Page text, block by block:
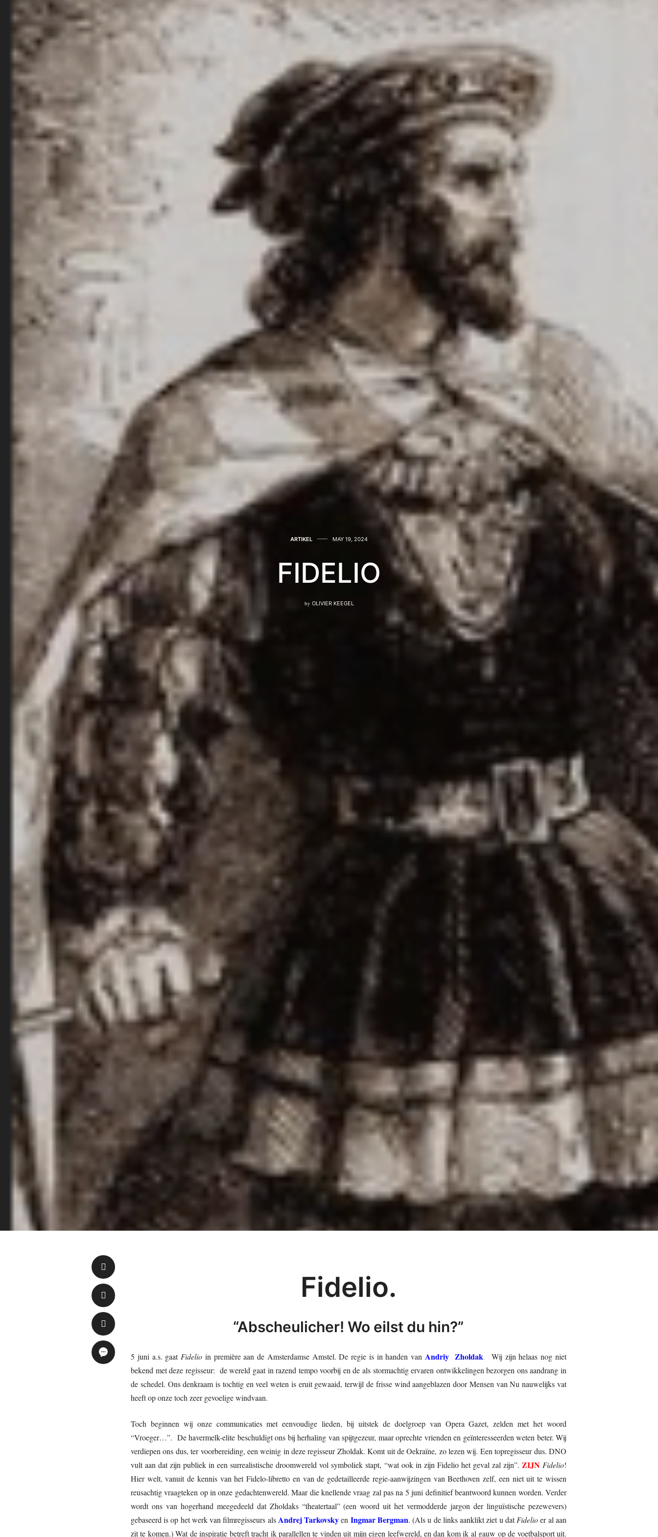
ARTIKEL MAY 19, 2024
FIDELIO
by OLIVIER KEEGEL
Fidelio.
“Abscheulicher! Wo eilst du hin?”
5 juni a.s. gaat Fidelio in première aan de Amsterdamse Amstel. De regie is in handen van Andriy Zholdak. Wij zijn helaas nog niet
bekend met deze regisseur: de wereld gaat in razend tempo voorbij en de als stormachtig ervaren ontwikkelingen bezorgen ons aandrang in
de schedel. Ons denkraam is tochtig en veel weten is eruit gewaaid, terwijl de frisse wind aangeblazen door Mensen van Nu nauwelijks vat
heeft op onze toch zeer gevoelige windvaan.
Toch beginnen wij onze communicaties met eenvoudige lieden, bij uitstek de doelgroep van Opera Gazet, zelden met het woord
“Vroeger…”. De havermelk-elite beschuldigt ons bij herhaling van spijtgezeur, maar oprechte vrienden en geïnteresseerden weten beter. Wij
verdiepen ons dus, ter voorbereiding, een weinig in deze regisseur Zholdak. Komt uit de Oekraïne, zo lezen wij. Een topregisseur dus. DNO
vult aan dat zijn publiek in een surrealistische droomwereld vol symboliek stapt, “wat ook in zijn Fidelio het geval zal zijn”. ZIJN Fidelio!
Hier welt, vanuit de kennis van het Fidelo-libretto en van de gedetailleerde regie-aanwijzingen van Beethoven zelf, een niet uit te wissen
reusachtig vraagteken op in onze gedachtenwereld. Maar die knellende vraag zal pas na 5 juni definitief beantwoord kunnen worden. Verder
wordt ons van hogerhand meegedeeld dat Zholdaks “theatertaal” (een woord uit het vermodderde jargon der linguïstische pezewevers)
gebaseerd is op het werk van filmregisseurs alsAndrej Tarkovskyen Ingmar Bergman. (Als u de links aanklikt ziet u datFidelioer al aan
zit te komen.) Wat de inspiratie betreft tracht ik parallellen te vinden uit mijn eigen leefwereld, en dan kom ik al gauw op de voetbalsport uit.